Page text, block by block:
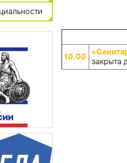
10.00 закрыта